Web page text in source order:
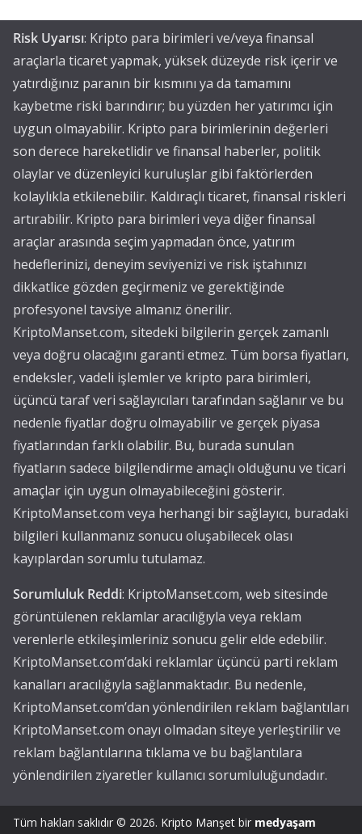
Risk Uyarısı: Kripto para birimleri ve/veya finansal
araçlarla ticaret yapmak, yüksek düzeyde risk içerir ve
yatırdığınız paranın bir kısmını ya da tamamını
kaybetme riski barındırır; bu yüzden her yatırımcı için
uygun olmayabilir. Kripto para birimlerinin değerleri
son derece hareketlidir ve finansal haberler, politik
olaylar ve düzenleyici kuruluşlar gibi faktörlerden
kolaylıkla etkilenebilir. Kaldıraçlı ticaret, finansal riskleri
artırabilir. Kripto para birimleri veya diğer finansal
araçlar arasında seçim yapmadan önce, yatırım
hedeflerinizi, deneyim seviyenizi ve risk iştahınızı
dikkatlice gözden geçirmeniz ve gerektiğinde
profesyonel tavsiye almanız önerilir.
KriptoManset.com, sitedeki bilgilerin gerçek zamanlı
veya doğru olacağını garanti etmez. Tüm borsa fiyatları,
endeksler, vadeli işlemler ve kripto para birimleri,
üçüncü taraf veri sağlayıcıları tarafından sağlanır ve bu
nedenle fiyatlar doğru olmayabilir ve gerçek piyasa
fiyatlarından farklı olabilir. Bu, burada sunulan
fiyatların sadece bilgilendirme amaçlı olduğunu ve ticari
amaçlar için uygun olmayabileceğini gösterir.
KriptoManset.com veya herhangi bir sağlayıcı, buradaki
bilgileri kullanmanız sonucu oluşabilecek olası
kayıplardan sorumlu tutulamaz.
Sorumluluk Reddi: KriptoManset.com, web sitesinde
görüntülenen reklamlar aracılığıyla veya reklam
verenlerle etkileşimleriniz sonucu gelir elde edebilir.
KriptoManset.com’daki reklamlar üçüncü parti reklam
kanalları aracılığıyla sağlanmaktadır. Bu nedenle,
KriptoManset.com’dan yönlendirilen reklam bağlantıları
KriptoManset.com onayı olmadan siteye yerleştirilir ve
reklam bağlantılarına tıklama ve bu bağlantılara
yönlendirilen ziyaretler kullanıcı sorumluluğundadır.
Tüm hakları saklıdır © 2026. Kripto Manşet bir medyaşam